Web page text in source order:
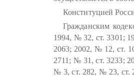
Конституцией
Гражданским
1994, № 32, ст. 3301;
2063; 2002, № 12, ст.
2711; № 31, ст. 3233;
№ 3, ст. 282, № 23, ст.